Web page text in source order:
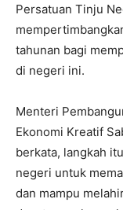
Persatuan Tinju
tahunan bagi
di negeri ini.
Menteri
Ekonomi Kreatif
berkata, langkah
negeri untuk
dan mampu